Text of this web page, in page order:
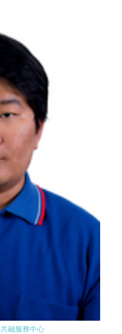
融服務中心